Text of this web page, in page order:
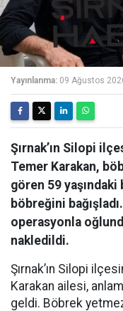
Yayınlanma: 09 Ağustos
Şırnak’ın Silopi
Temer Karakan,
gören 59 yaşındaki
böbreğini
operasyonla
nakledildi.
Şırnak’ın Silopi
Karakan ailesi,
geldi. Böbrek